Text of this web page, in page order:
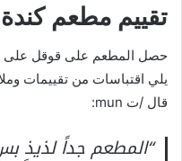
تقييم مطعم كندة
حصل المطعم على قوقل على
يلي اقتباسات من تقييمات
قال /ت mun:
“المطعم جداً لذيذ